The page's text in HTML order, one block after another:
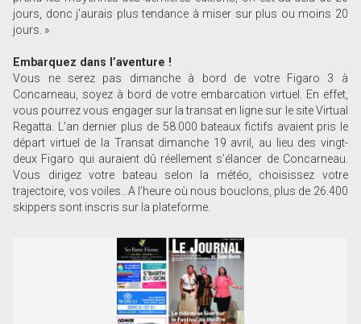
jours, donc j’aurais plus tendance à miser sur plus ou moins 20
jours. »
Embarquez dans l’aventure !
Vous ne serez pas dimanche à bord de votre Figaro 3 à
Concarneau, soyez à bord de votre embarcation virtuel. En effet,
vous pourrez vous engager sur la transat en ligne sur le site Virtual
Regatta. L’an dernier plus de 58.000 bateaux fictifs avaient pris le
départ virtuel de la Transat dimanche 19 avril, au lieu des vingt-
deux Figaro qui auraient dû réellement s’élancer de Concarneau.
Vous dirigez votre bateau selon la météo, choisissez votre
trajectoire, vos voiles…A l’heure où nous bouclons, plus de 26.400
skippers sont inscris sur la plateforme.